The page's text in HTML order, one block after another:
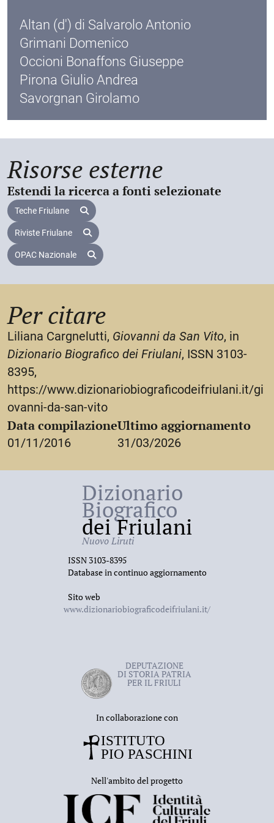
provenienza da collezione privata.
Altan (d') di Salvarolo Antonio
Grimani Domenico
Occioni Bonaffons Giuseppe
Pirona Giulio Andrea
Savorgnan Girolamo
Risorse esterne
Estendi la ricerca a fonti selezionate
Teche Friulane
Riviste Friulane
OPAC Nazionale
Per citare
Liliana Cargnelutti, Giovanni da San Vito, in
Dizionario Biografico dei Friulani, ISSN 3103-
8395,
https://www.dizionariobiograficodeifriulani.it/gi
ovanni-da-san-vito
Data compilazione
01/11/2016
Ultimo aggiornamento
31/03/2026
Dizionario
Biografico
dei Friulani
Nuovo Liruti
ISSN 3103-8395
Database in continuo aggiornamento
Sito web
www.dizionariobiograficodeifriulani.it/
DEPUTAZIONE
DI STORIA PATRIA
PER IL FRIULI
In collaborazione con
Nell'ambito del progetto